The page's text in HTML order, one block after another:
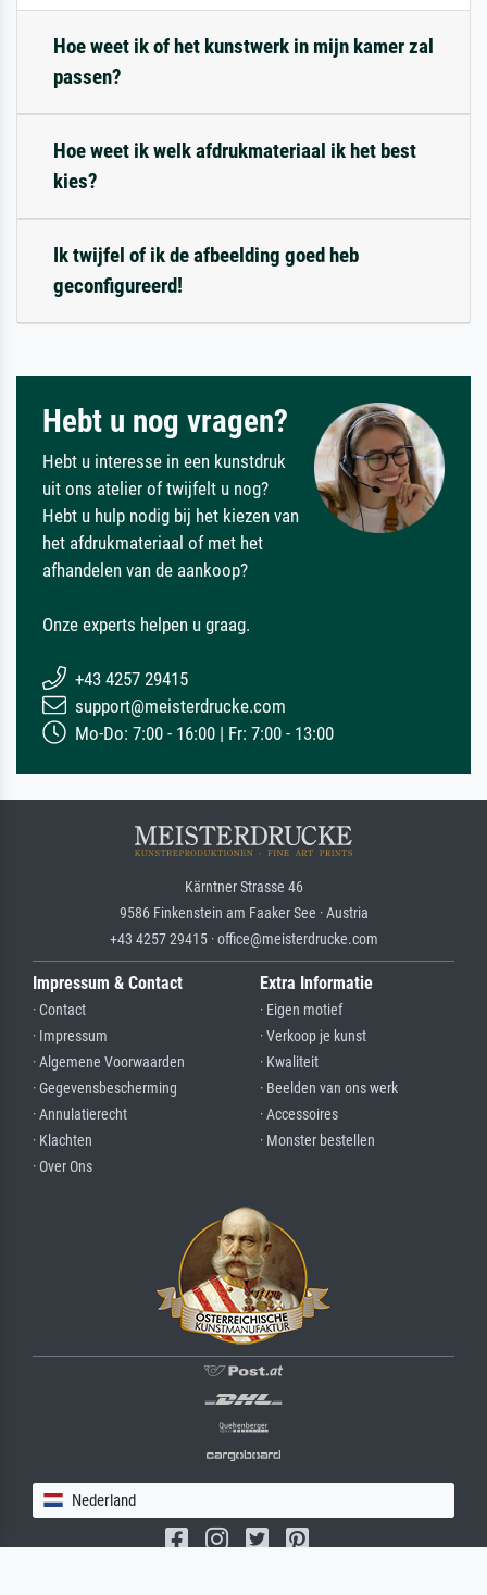
Hoe weet ik of het kunstwerk in mijn kamer zal
passen?
Hoe weet ik welk afdrukmateriaal ik het best
kies?
Ik twijfel of ik de afbeelding goed heb
geconfigureerd!
Hebt u nog vragen?
Hebt u interesse in een kunstdruk
uit ons atelier of twijfelt u nog?
Hebt u hulp nodig bij het kiezen van
het afdrukmateriaal of met het
afhandelen van de aankoop?
Onze experts helpen u graag.
+43 4257 29415
support@meisterdrucke.com
Mo-Do: 7:00 - 16:00 | Fr: 7:00 - 13:00
Kärntner Strasse 46
9586 Finkenstein am Faaker See · Austria
+43 4257 29415 · office@meisterdrucke.com
Impressum & Contact
· Contact
· Impressum
· Algemene Voorwaarden
· Gegevensbescherming
· Annulatierecht
· Klachten
· Over Ons
Extra Informatie
· Eigen motief
· Verkoop je kunst
· Kwaliteit
· Beelden van ons werk
· Accessoires
· Monster bestellen
Nederland